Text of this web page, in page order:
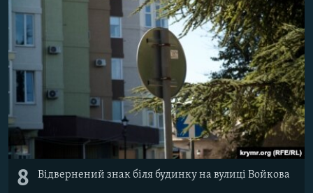
8 Відвернений знак біля будинку на вулиці Войкова